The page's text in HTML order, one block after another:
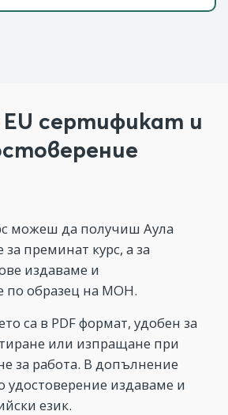
сертификат и
можеш да получиш Аула
преминат курс, а за
издаваме и
по образец на МОН.
са в PDF формат, удобен за
или изпращане при
за работа. В допълнение
удостоверение издаваме и
език.